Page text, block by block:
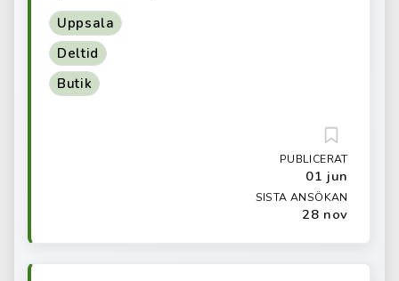
Uppsala
Deltid
Butik
PUBLICERAT
01 jun
SISTA ANSÖKAN
28 nov